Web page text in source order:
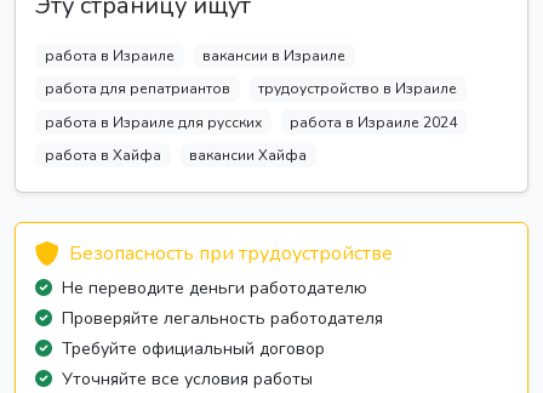
работа в Израиле
вакансии в Израиле
работа для репатриантов
трудоустройство в Израиле
работа в Израиле для русских
работа в Израиле 2024
работа в Хайфа
вакансии Хайфа
Безопасность при трудоустройстве
Не переводите деньги работодателю
Проверяйте легальность работодателя
Требуйте официальный договор
Уточняйте все условия работы